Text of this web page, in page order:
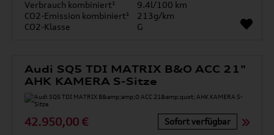
Verbrauch kombiniert¹
9.4l/100 km
CO2-Emission kombiniert¹
213g/km
CO2-Klasse
G
Audi SQ5 TDI MATRIX B&O ACC 21"
AHK KAMERA S-Sitze
42.950,00 € Sofort verfügbar